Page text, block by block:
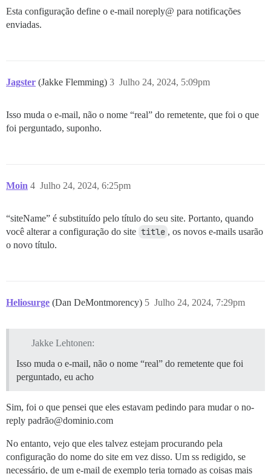
Esta configuração define o e-mail noreply@ para notificações
enviadas.
Jagster (Jakke Flemming) Julho 24, 2024, 5:09pm
3
Isso muda o e-mail, não o nome “real” do remetente, que foi o que
foi perguntado, suponho.
Moin Julho 24, 2024, 6:25pm
4
“siteName” é substituído pelo título do seu site. Portanto, quando
você alterar a configuração do site title , os novos e-mails usarão
o novo título.
Heliosurge (Dan DeMontmorency) Julho 24, 2024, 7:29pm
5
Jakke Lehtonen:
Isso muda o e-mail, não o nome “real” do remetente que foi
perguntado, eu acho
Sim, foi o que pensei que eles estavam pedindo para mudar o no-
reply padrão@dominio.com
No entanto, vejo que eles talvez estejam procurando pela
configuração do nome do site em vez disso. Um ss redigido, se
necessário, de um e-mail de exemplo teria tornado as coisas mais